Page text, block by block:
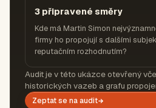
3 připravené směry
Kde má Martin Simon
firmy ho propojují s dalšími
reputačním rozhodnutím?
Audit je v této ukázce otevřený
historických vazeb a grafu
Zeptat se na audit